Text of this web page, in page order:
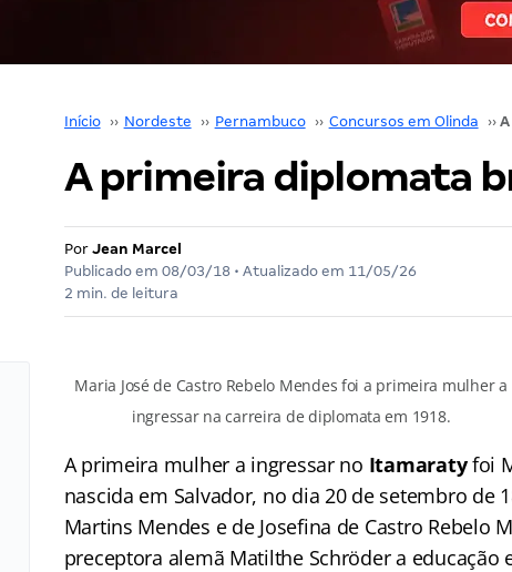
Início ›› Nordeste ›› Pernambuco ›› Concursos em Olinda ››
A primeira diplomata
Por Jean Marcel
Publicado em 08/03/18• Atualizado em 11/05/26
2 min. de leitura
Maria José de Castro Rebelo Mendes foi a primeira mulher a
ingressar na carreira de diplomata em 1918.
A primeira mulher a ingressar no Itamaratyfoi
nascida em Salvador, no dia 20 de setembro de
Martins Mendes e de Josefina de Castro Rebelo
preceptora alemã Matilthe Schröder a